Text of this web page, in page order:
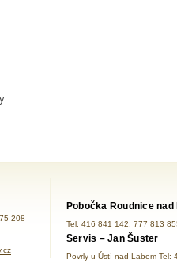
208
Pobočka Roudnice nad
Tel: 416 841 142, 777 813
Servis – Jan Šuster
Povrly u Ústí nad Labem Tel: